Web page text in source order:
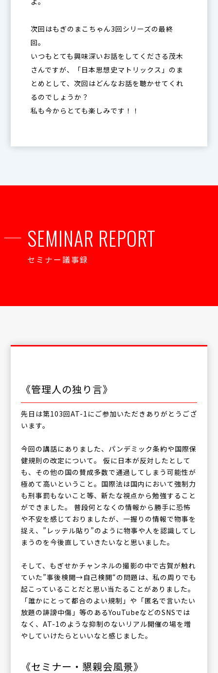
次回はもぎのまこちゃん3回シリーズの最終
回。
いつもとても興味深いお話をしてくださる茂木
さんですが、「日本思想史マトリックス」のま
とめとして、次回はどんなお話を聴かせてくれ
るのでしょうか？
私も今からとても楽しみです！！
SEMINAR REPORT
セミナー議事録
《管理人の独り言》
先日は第103回AT-1にご参加いただきありがとうござ
います。
今回の講話にありました、パンデミック条約や国際保
健規則の改定について。 仮に日本が反対したとして
も、その他の国の賛成多数で通過してしまう可能性が
極めて高いということ。国際法は国内において強制力
も刑事罰もないこと等、新たな視点から勉強すること
ができました。 普段何となくの情報から勝手に恐怖
や不安を感じておりましたが、一握りの情報で物事を
捉え、”レッテル貼り”のように物事や人を認識してし
まうのを今後直していきたいなと思いました。
そして、もぎせかチャンネルの撮影の中で古賀が触れ
ていた”事後検閲→自己検閲“の問題は、私の周りでも
起こっていることだと思い当たることがありました。
「誰かにとって都合のよい規制」や「匿名で言いたい
放題の誹謗中傷」等のあるYouTubeなどのSNSでは
なく、AT-1のような抑制のないリアル開催の場を増
やしていけたらといいなと感じました。
《セミナー・懇親会風景》